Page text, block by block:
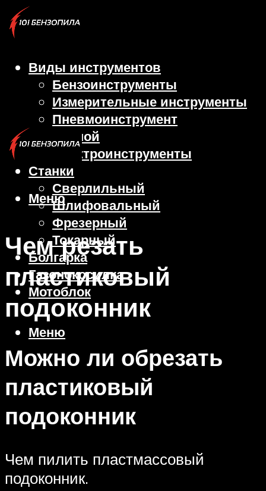
Виды инструментов
Бензоинструменты
Измерительные инструменты
Пневмоинструмент
Ручной
Электроинструменты
Станки
Сверлильный
Шлифовальный
Фрезерный
Токарный
Болгарка
Газонокосилка
Мотоблок
Меню
Меню
Чем резать
пластиковый
подоконник
Можно ли обрезать
пластиковый
подоконник
Чем пилить пластмассовый
подоконник.